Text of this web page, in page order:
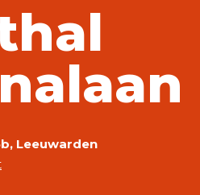
Veilig sportklimaat
Leeuwarden